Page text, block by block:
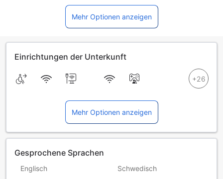
Mehr Optionen anzeigen
Einrichtungen der Unterkunft
Mehr Optionen anzeigen
Gesprochene Sprachen
Englisch Schwedisch